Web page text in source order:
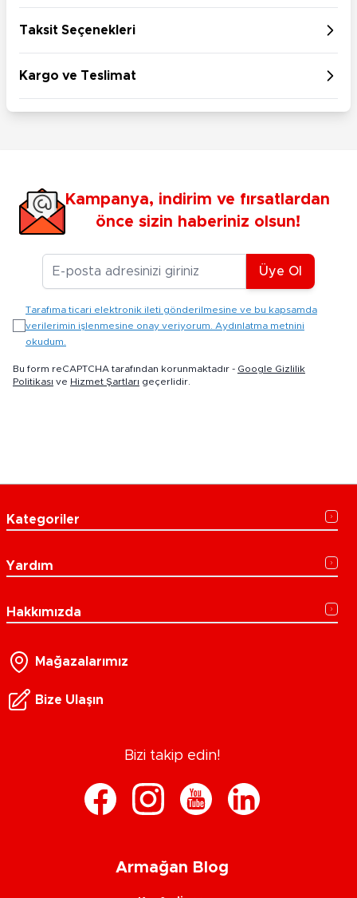
Taksit Seçenekleri
Kargo ve Teslimat
Kampanya, indirim ve fırsatlardan
önce sizin haberiniz olsun!
E-posta Adresiniz
Üye Ol
Tarafıma ticari elektronik ileti gönderilmesine ve bu kapsamda
verilerimin işlenmesine onay veriyorum. Aydınlatma metnini
okudum.
Bu form reCAPTCHA tarafından korunmaktadır - Google Gizlilik
Politikası ve Hizmet Şartları geçerlidir.
Kategoriler
Yardım
Hakkımızda
Mağazalarımız
Bize Ulaşın
Bizi takip edin!
Armağan Blog